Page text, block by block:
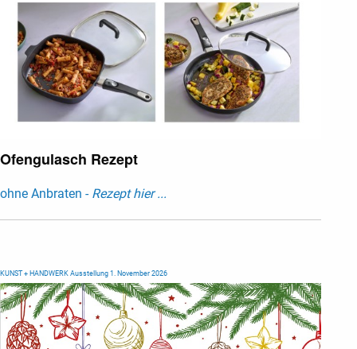
Ofengulasch Rezept
ohne Anbraten - Rezept hier ...
KUNST + HANDWERK Ausstellung 1. November 2026